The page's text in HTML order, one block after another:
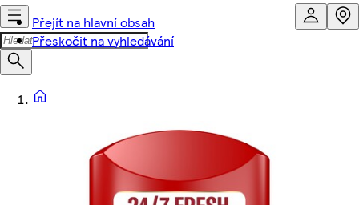
Přejít na hlavní obsah
Přeskočit na vyhledávání